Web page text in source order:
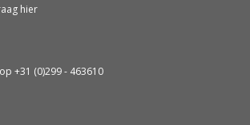
hier
+31 (0)299 - 463610